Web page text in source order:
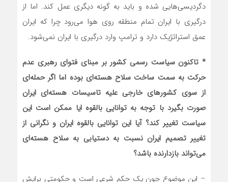
دگردیسی‌هایی شده و باید به گونه دیگری عمل کند. اما از
درگیری با ایران تمام منطقه روی هوا می‌رود چرا که ایران
عمق استراتژیک دارد و ترامپ وارد درگیری با ایران نمی‌شود.
* تاکنون سیاست رسمی کشور بر مبنای فتوای رهبری عدم
حرکت به سمت ساخت سلاح هسته‌ای بوده اما اگر حمله‌ای
از سوی کشورهای خارجی علیه تاسیسات هسته‌ای ایران
صورت بگیرد با توجه به توانایی بالقوه ایا ممکن است این
سیاست تغییر کند؟ آیا این توانایی بالقوه ایران و نگرانی از
تغییر تصمیم ایران نسبت به دستیابی به سلاح هسته‌ای
می‌تواند بازدارنده باشد؟
– این موضوع چون یک حکم شرعی است و حکومتی برایش